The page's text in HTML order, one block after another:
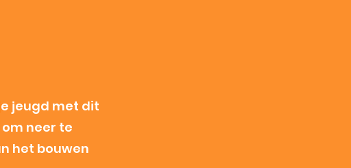
jeugd met dit
om neer te
het bouwen